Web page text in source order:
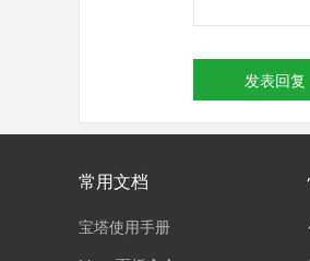
发表回复
常用文档
宝塔使用手册